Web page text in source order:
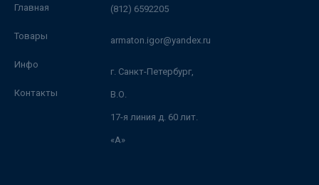
Главная
Товары
Инфо
Контакты
(812) 6592205
armaton.igor@yandex.ru
г. Санкт-Петербург,
В.О.
17-я линия д. 60 лит.
«А»